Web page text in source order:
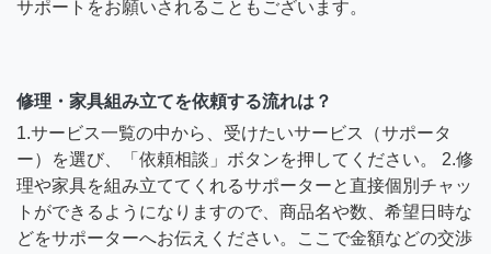
サポートをお願いされることもございます。
修理・家具組み立てを依頼する流れは？
1.サービス一覧の中から、受けたいサービス（サポータ
ー）を選び、「依頼相談」ボタンを押してください。 2.修
理や家具を組み立ててくれるサポーターと直接個別チャッ
トができるようになりますので、商品名や数、希望日時な
どをサポーターへお伝えください。ここで金額などの交渉